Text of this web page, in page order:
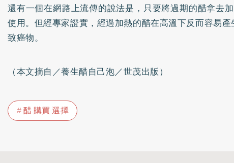
還有一個在網路上流傳的說法是，只要將過期的醋拿去
使用。但經專家證實，經過加熱的醋在高溫下反而容易
致癌物。
（本文摘自／養生醋自己泡／世茂出版）
醋.購買.選擇